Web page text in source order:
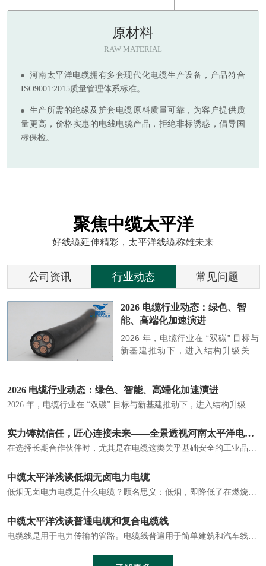
原材料
RAW MATERIAL
河南太平洋电缆拥有多套现代化电缆生产设备，产品符合
ISO9001:2015质量管理体系标准。
生产所需的绝缘及护套电缆原料质量可靠，为客户提供质
量更高，价格实惠的电线电缆产品，拒绝非标诱惑，倡导国
标保检。
聚焦中缆太平洋
好线缆延伸精彩，太平洋线缆称雄未来
公司资讯 行业动态 常见问题
2026 电缆行业动态：绿色、智
能、高端化加速演进
2026 年，电缆行业在 “双碳” 目标与
新基建推动下，进入结构升级关键
大清晰趋势，市场格局持续优化。
2026 电缆行业动态：绿色、智能、高端化加速演进
实力铸就信任，匠心连接未来——全景透视河南太平洋电缆厂
在选择长期合作伙伴时，尤其是在电缆这类关乎基础安全的工业品上，供应商的“内在实力”远比一纸报价单更重要。今天，我们邀请您“云参观”河南太平洋电缆厂，透过每一个细节，看我们如何将“可靠”二字，铸入每一米电缆。
中缆太平洋浅谈低烟无卤电力电缆
低烟无卤电力电缆是什么电缆？顾名思义：低烟，即降低了在燃烧时有害物体的产生；卤素对于人体来说是一种有毒气体，无卤就是没有毒气体的释放，通常是针对电缆遇火灾时而言的。低烟无卤电力电缆又可以称之为环保电缆，低烟无卤电缆大多数用于医院和对环境卫生要求比较严格的地方。
中缆太平洋浅谈普通电缆和复合电缆线
电缆线是用于电力传输的管路。电缆线普遍用于简单建筑和汽车线材，作为能源输送缆线，电缆线的复杂结构勿庸置疑。根据目标功能，电缆线具有以下一些特点：建筑用和车用线材要求轻质、大批量生产、价格低廉、具有相当的电学和力学性能和长时间的耐老化性能；工业用线材必须具有符合客户要求的性能；